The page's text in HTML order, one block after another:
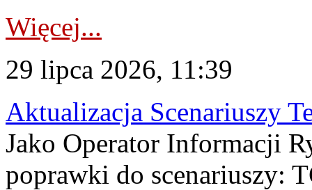
Więcej...
29 lipca 2026, 11:39
Aktualizacja Scenariuszy
Jako Operator Informacji
poprawki do scenariuszy: